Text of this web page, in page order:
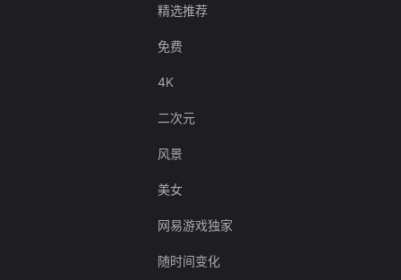
精选推荐
免费
4K
二次元
风景
美女
网易游戏独家
随时间变化